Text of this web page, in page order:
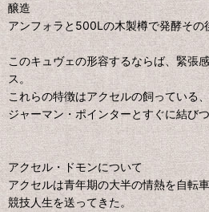
醸造
アンフォラと500Lの木製樽で発酵その
このキュヴェの形容するならば、緊張
ス。
これらの特徴はアクセルの飼っている
ジャーマン・ポインターとすぐに結びつ
アクセル・ドモンについて
アクセルは青年期の大半の情熱を自転
競技人生を送ってきた。